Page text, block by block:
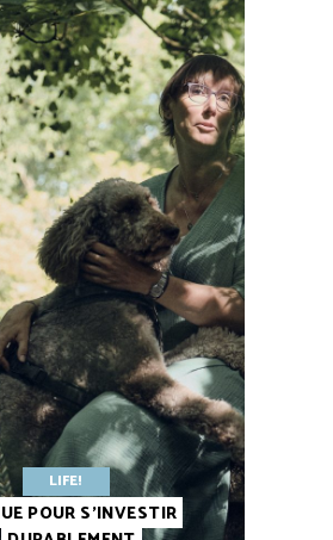
LIFE!
POUR S’INVESTIR